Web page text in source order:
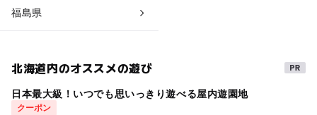
福島県
北海道内のオススメの遊び
日本最大級！いつでも思いっきり遊べる屋内遊園地
クーポン